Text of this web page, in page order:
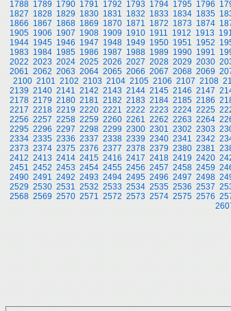
1788 1789 1790 1791 1792 1793 1794 1795 1796
1827 1828 1829 1830 1831 1832 1833 1834 1835
1866 1867 1868 1869 1870 1871 1872 1873 1874
1905 1906 1907 1908 1909 1910 1911 1912 1913
1944 1945 1946 1947 1948 1949 1950 1951 1952
1983 1984 1985 1986 1987 1988 1989 1990 1991
2022 2023 2024 2025 2026 2027 2028 2029 2030
2061 2062 2063 2064 2065 2066 2067 2068 2069
2100 2101 2102 2103 2104 2105 2106 2107 2108
2139 2140 2141 2142 2143 2144 2145 2146 2147
2178 2179 2180 2181 2182 2183 2184 2185 2186
2217 2218 2219 2220 2221 2222 2223 2224 2225
2256 2257 2258 2259 2260 2261 2262 2263 2264
2295 2296 2297 2298 2299 2300 2301 2302 2303
2334 2335 2336 2337 2338 2339 2340 2341 2342
2373 2374 2375 2376 2377 2378 2379 2380 2381
2412 2413 2414 2415 2416 2417 2418 2419 2420
2451 2452 2453 2454 2455 2456 2457 2458 2459
2490 2491 2492 2493 2494 2495 2496 2497 2498
2529 2530 2531 2532 2533 2534 2535 2536 2537
2568 2569 2570 2571 2572 2573 2574 2575 2576